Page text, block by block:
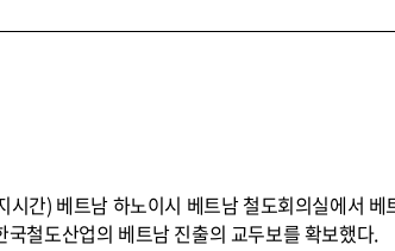
간) 베트남 하노이시 베트남 철도회의실에서
철도산업의 베트남 진출의 교두보를 확보했다.